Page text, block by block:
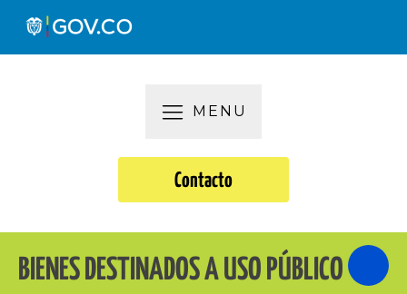
MENU
Contacto
BIENES DESTINADOS A USO PÚBLICO